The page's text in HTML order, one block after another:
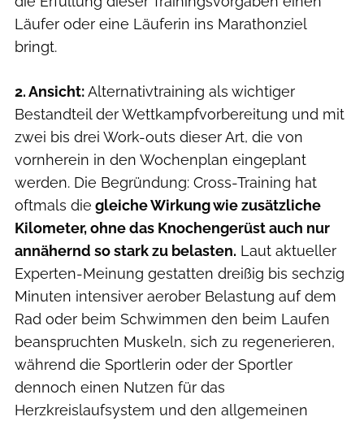
Läufer oder eine Läuferin ins Marathonziel
bringt.
2. Ansicht:Alternativtraining als wichtiger
Bestandteil der Wettkampfvorbereitung und mit
zwei bis drei Work-outs dieser Art, die von
vornherein in den Wochenplan eingeplant
werden. Die Begründung: Cross-Training hat
oftmals die gleiche Wirkung wie zusätzliche
Kilometer, ohne das Knochengerüst auch nur
annähernd so stark zu belasten. Laut aktueller
Experten-Meinung gestatten dreißig bis sechzig
Minuten intensiver aerober Belastung auf dem
Rad oder beim Schwimmen den beim Laufen
beanspruchten Muskeln, sich zu regenerieren,
während die Sportlerin oder der Sportler
dennoch einen Nutzen für das
Herzkreislaufsystem und den allgemeinen